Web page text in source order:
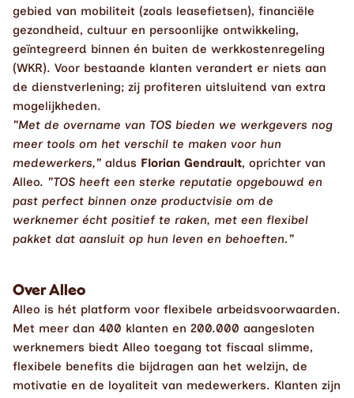
gebied van mobiliteit (zoals leasefietsen), financiële
gezondheid, cultuur en persoonlijke ontwikkeling,
geïntegreerd binnen én buiten de werkkostenregeling
(WKR). Voor bestaande klanten verandert er niets aan
de dienstverlening; zij profiteren uitsluitend van extra
mogelijkheden.
"Met de overname van TOS bieden we werkgevers nog
meer tools om het verschil te maken voor hun
medewerkers," aldus Florian Gendrault, oprichter van
Alleo. "TOS heeft een sterke reputatie opgebouwd en
past perfect binnen onze productvisie om de
werknemer écht positief te raken, met een flexibel
pakket dat aansluit op hun leven en behoeften."
Over Alleo
Alleo is hét platform voor flexibele arbeidsvoorwaarden.
Met meer dan 400 klanten en 200.000 aangesloten
werknemers biedt Alleo toegang tot fiscaal slimme,
flexibele benefits die bijdragen aan het welzijn, de
motivatie en de loyaliteit van medewerkers. Klanten zijn